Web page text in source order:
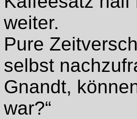
weiter.
Pure
selbst
Gnandt,
war?“